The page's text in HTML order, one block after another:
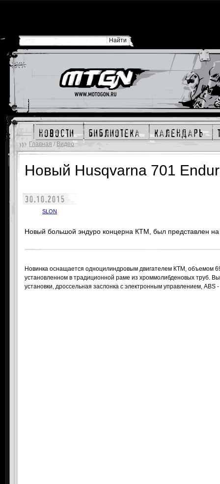
новости библиотека календарь
Главная / Видео
Новый Husqvarna 701
30.10.2015
SLON
Новый большой эндуро концерна КТМ, был представлен
Новинка оснащается одноцилиндровым двигателем КТМ, объемом
установленном в традиционной раме из хроммолибденовых труб.
установки, дроссельная заслонка с электронным управлением, ABS